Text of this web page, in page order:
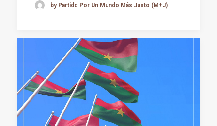
by Partido Por Un Mundo Más Justo (M+J)